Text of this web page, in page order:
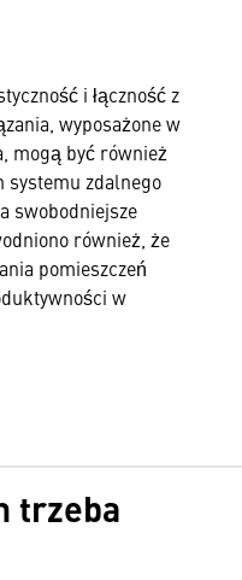
i łączność z
wyposażone w
mogą być również
systemu zdalnego
swobodniejsze
również, że
pomieszczeń
w
trzeba